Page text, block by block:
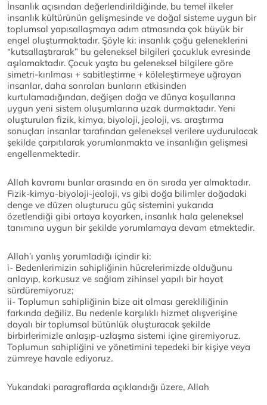
İnsanlık açısından değerlendirildiğinde, bu temel ilkeler
insanlık kültürünün gelişmesinde ve doğal sisteme uygun bir
toplumsal yapısallaşmaya adım atmasında çok büyük bir
engel oluşturmaktadır. Şöyle ki: insanlık çoğu geleneklerini
“kutsallaştırarak” bu geleneksel bilgileri çocukluk evresinde
aşılamaktadır. Çocuk yaşta bu geleneksel bilgilere göre
simetri-kırılması + sabitleştirme + köleleştirmeye uğrayan
insanlar, daha sonraları bunların etkisinden
kurtulamadığından, değişen doğa ve dünya koşullarına
uygun yeni sistem oluşumlarına uzak durmaktadır. Yeni
oluşturulan fizik, kimya, biyoloji, jeoloji, vs. araştırma
sonuçları insanlar tarafından geleneksel verilere uydurulacak
şekilde çarpıtılarak yorumlanmakta ve insanlığın gelişmesi
engellenmektedir.
Allah kavramı bunlar arasında en ön sırada yer almaktadır.
Fizik-kimya-biyoloji-jeoloji, vs gibi doğa bilimler doğadaki
denge ve düzen oluşturucu güç sistemini yukarıda
özetlendiği gibi ortaya koyarken, insanlık hala geleneksel
tanımına uygun bir şekilde yorumlamaya devam etmektedir.
Allah’ı yanlış yorumladığı içindir ki:
i- Bedenlerimizin sahipliğinin hücrelerimizde olduğunu
anlayıp, korkusuz ve sağlam zihinsel yapılı bir hayat
sürdüremiyoruz;
ii- Toplumun sahipliğinin bize ait olması gerekliliğinin
farkında değiliz. Bu nedenle karşılıklı hizmet alışverişine
dayalı bir toplumsal bütünlük oluşturacak şekilde
birbirlerimizle anlaşıp-uzlaşma sistemi içine giremiyoruz.
Toplumun sahipliğini ve yönetimini tepedeki bir kişiye veya
zümreye havale ediyoruz.
Yukarıdaki paragraflarda açıklandığı üzere, Allah